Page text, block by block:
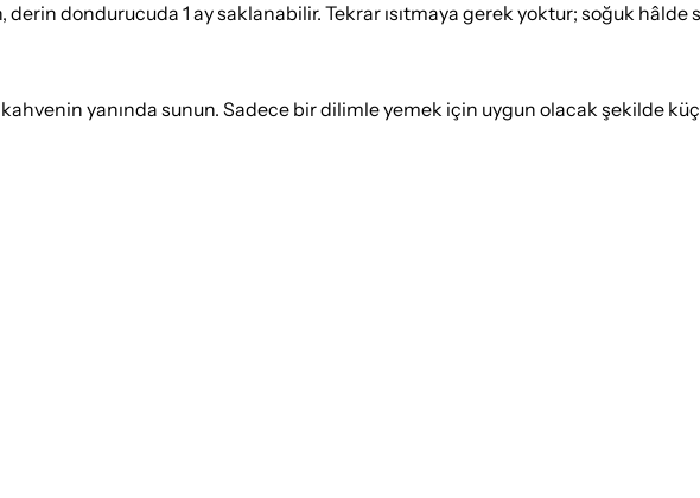
derin dondurucuda 1 ay saklanabilir. Tekrar ısıtmaya gerek yoktur; soğuk hâlde
yanında sunun. Sadece bir dilimle yemek için uygun olacak şekilde